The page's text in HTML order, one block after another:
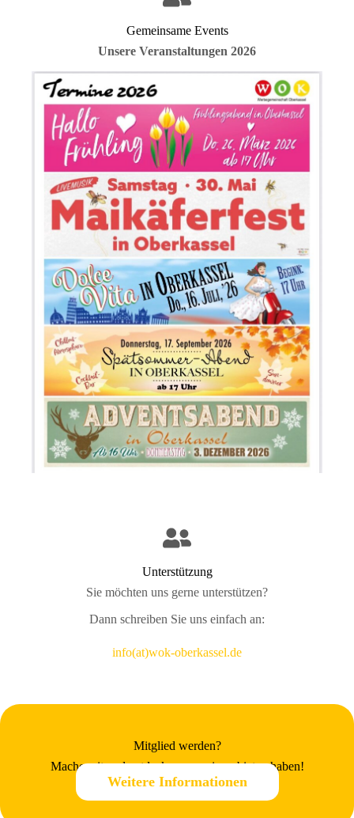
Gemeinsame Events
Unsere Veranstaltungen 2026
Unterstützung
Sie möchten uns gerne unterstützen?
Dann schreiben Sie uns einfach an:
info(at)wok-oberkassel.de
Mitglied werden?
Mache mit und entdecke, was wir zu bieten haben!
Weitere Informationen